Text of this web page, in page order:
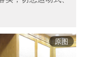
原图